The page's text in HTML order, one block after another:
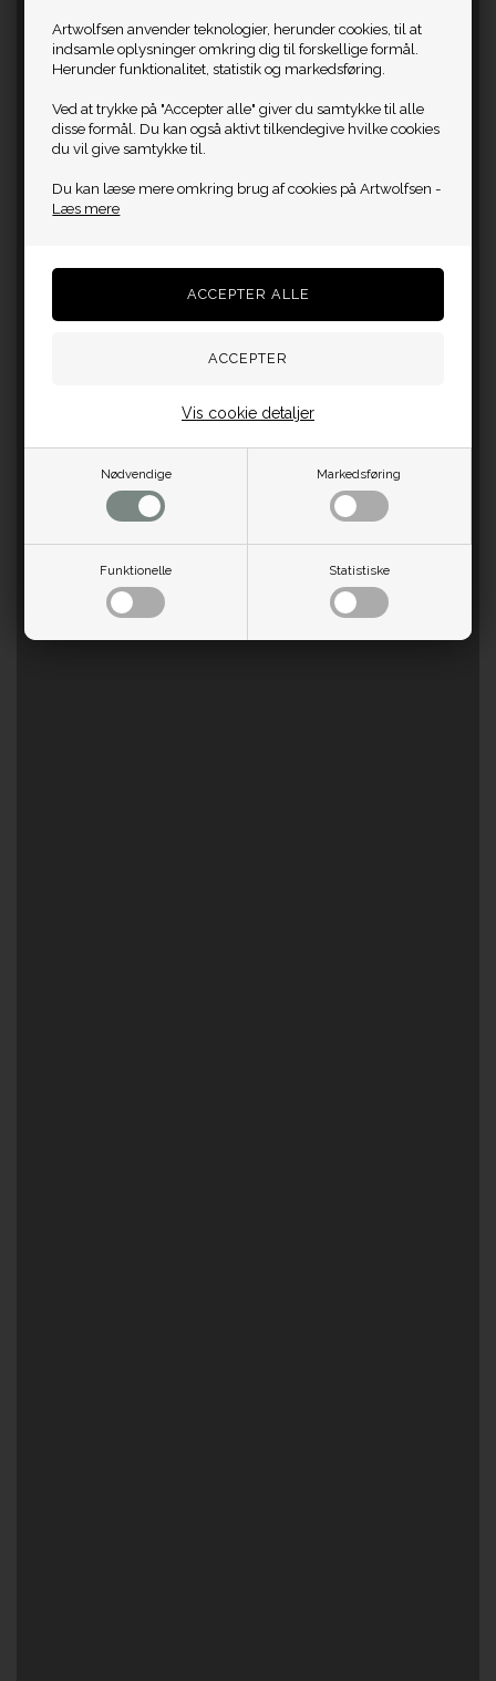
Artwolfsen anvender teknologier, herunder cookies, til at
indsamle oplysninger omkring dig til forskellige formål.
Herunder funktionalitet, statistik og markedsføring.
Ved at trykke på "Accepter alle" giver du samtykke til alle
disse formål. Du kan også aktivt tilkendegive hvilke cookies
du vil give samtykke til.
Du kan læse mere omkring brug af cookies på Artwolfsen -
Læs mere
Nødvendige Markedsføring
Funktionelle Statistiske
Vis cookie detaljer